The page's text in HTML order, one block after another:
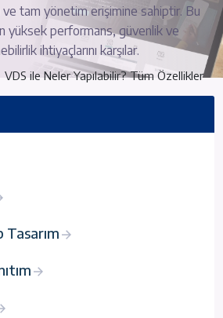
ve tam yönetim erişimine sahiptir. Bu
yüksek performans, güvenlik ve
ihtiyaçlarını karşılar.
VDS ile Neler Yapılabilir? Tüm Özellikler